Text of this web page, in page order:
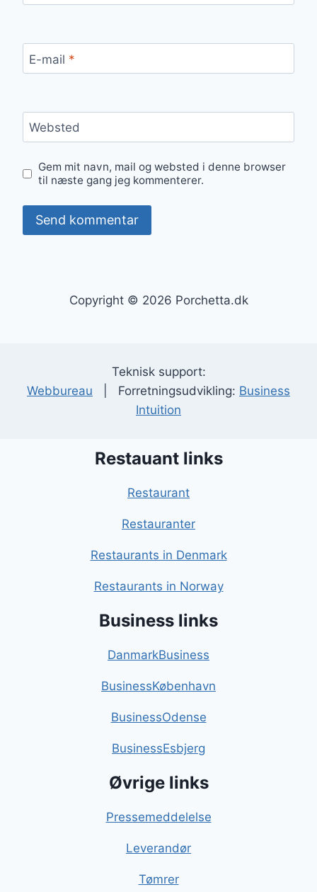
E-mail *
Websted
Gem mit navn, mail og websted i denne browser
til næste gang jeg kommenterer.
Copyright © 2026 Porchetta.dk
Teknisk support:
Webbureau | Forretningsudvikling: Business
Intuition
Restauant links
Restaurant
Restauranter
Restaurants in Denmark
Restaurants in Norway
Business links
DanmarkBusiness
BusinessKøbenhavn
BusinessOdense
BusinessEsbjerg
Øvrige links
Pressemeddelelse
Leverandør
Tømrer